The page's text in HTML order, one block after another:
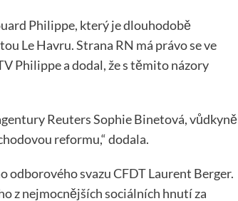
Philippe, který je dlouhodobě
Le Havru. Strana RN má právo se ve
Philippe a dodal, že s těmito názory
Reuters Sophie Binetová, vůdkyně
reformu,“ dodala.
odborového svazu CFDT Laurent Berger.
z nejmocnějších sociálních hnutí za